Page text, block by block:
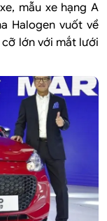
mẫu xe hạng A
Halogen vuốt về
lớn với mắt lưới